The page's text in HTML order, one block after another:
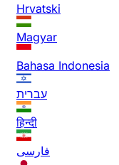
Hrvatski
Magyar
Bahasa Indonesia
עברית
हिन्दी
فارسی